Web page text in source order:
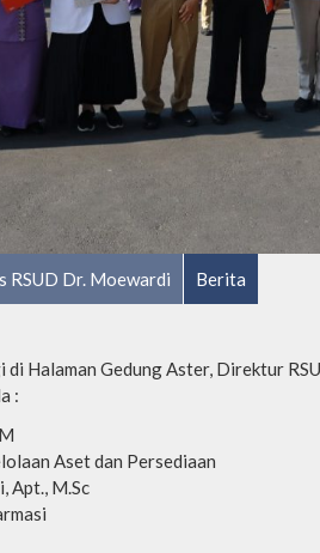
RSUD Dr. Moewardi Berita
Halaman Gedung Aster, Direktur
:
Aset dan Persediaan
Apt., M.Sc